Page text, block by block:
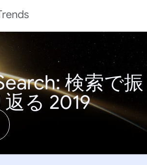
検索で振
る 2019